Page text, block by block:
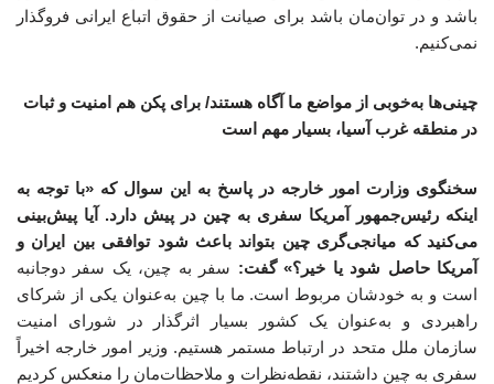
باشد و در توان‌مان باشد برای صیانت از حقوق اتباع ایرانی فروگذار
نمی‌کنیم.
چینی‌ها به‌خوبی از مواضع ما آگاه هستند/ برای پکن هم امنیت و ثبات
در منطقه غرب آسیا، بسیار مهم است
سخنگوی وزارت امور خارجه در پاسخ به این سوال که «با توجه به
اینکه رئیس‌جمهور آمریکا سفری به چین در پیش دارد. آیا پیش‌بینی
می‌کنید که میانجی‌گری چین بتواند باعث شود توافقی بین ایران و
آمریکا حاصل شود یا خیر؟» گفت: سفر به چین، یک سفر دوجانبه
است و به خودشان مربوط است. ما با چین به‌عنوان یکی از شرکای
راهبردی و به‌عنوان یک کشور بسیار اثرگذار در شورای امنیت
سازمان ملل متحد در ارتباط مستمر هستیم. وزیر امور خارجه اخیراً
سفری به چین داشتند، نقطه‌نظرات و ملاحظات‌مان را منعکس کردیم